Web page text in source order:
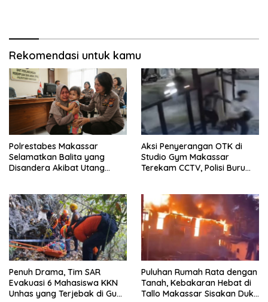
Rekomendasi untuk kamu
Polrestabes Makassar
Selamatkan Balita yang
Disandera Akibat Utang
Aksi Penyerangan OTK di
Studio Gym Makassar
Terekam CCTV, Polisi Buru
Penuh Drama, Tim SAR
Evakuasi 6 Mahasiswa KKN
Unhas yang Terjebak di Gua
Puluhan Rumah Rata dengan
Tanah, Kebakaran Hebat di
Tallo Makassar Sisakan Duka